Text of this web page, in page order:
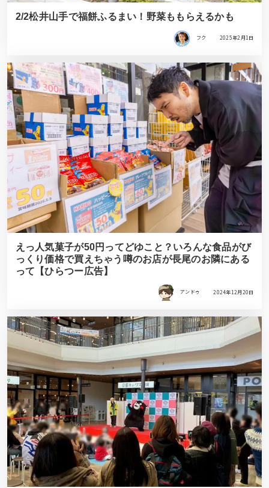
2/2松井山手で福餅ふるまい！野菜ももらえるかも
フク 2025年2月1日
えっ人気菓子が50円ってどゆこと？いろんな食品がび
っくり価格で買えちゃう噂のお店が長尾のお隣にある
って【ひらつー広告】
アンドゥ 2024年12月20日